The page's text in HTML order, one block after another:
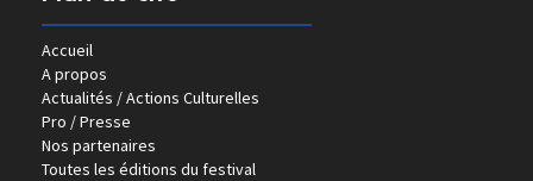
Accueil
A propos
Actualités / Actions Culturelles
Pro / Presse
Nos partenaires
Toutes les éditions du festival